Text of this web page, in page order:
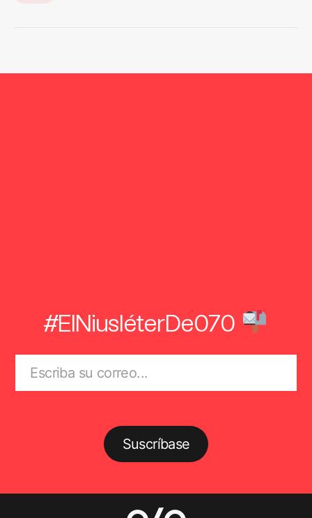
#ElNiusléterDe070
Suscríbase